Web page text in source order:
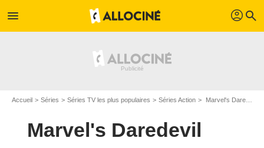
menu profil search
Accueil Séries Séries TV les plus populaires Séries Action Marvel's Daredevil
Marvel's Daredevil